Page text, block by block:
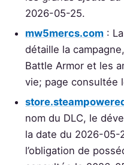
2026-05-25.
mw5mercs.com :
détaille la
Battle Armor et les
vie; page consultée
nom du DLC, le
la date du 2026-05-
l’obligation de